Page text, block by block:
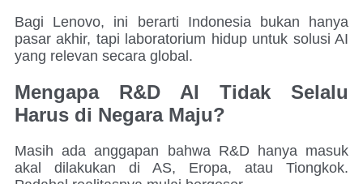
Bagi Lenovo, ini berarti Indonesia bukan hanya
pasar akhir, tapi laboratorium hidup untuk solusi AI
yang relevan secara global.
Mengapa R&D AI Tidak Selalu
Harus di Negara Maju?
Masih ada anggapan bahwa R&D hanya masuk
akal dilakukan di AS, Eropa, atau Tiongkok.